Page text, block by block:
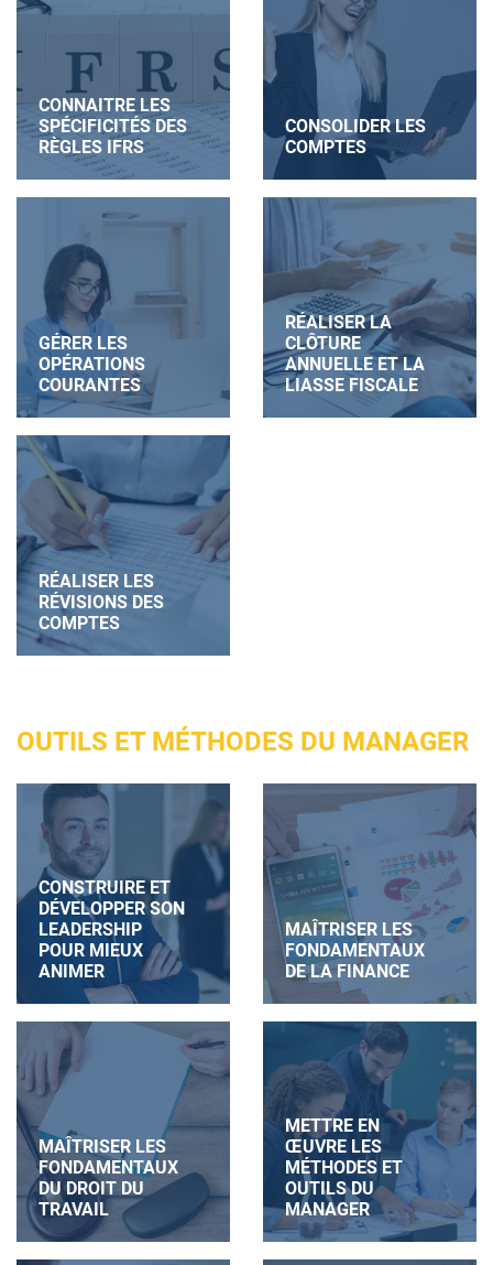
CONNAITRE LES
SPÉCIFICITÉS DES
RÈGLES IFRS
CONSOLIDER LES
COMPTES
GÉRER LES
OPÉRATIONS
COURANTES
RÉALISER LA
CLÔTURE
ANNUELLE ET LA
LIASSE FISCALE
RÉALISER LES
RÉVISIONS DES
COMPTES
OUTILS ET MÉTHODES DU MANAGER
CONSTRUIRE ET
DÉVELOPPER SON
LEADERSHIP
POUR MIEUX
ANIMER
MAÎTRISER LES
FONDAMENTAUX
DE LA FINANCE
MAÎTRISER LES
FONDAMENTAUX
DU DROIT DU
TRAVAIL
METTRE EN
ŒUVRE LES
MÉTHODES ET
OUTILS DU
MANAGER